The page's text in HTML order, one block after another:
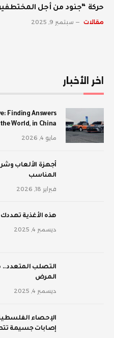
حركة “جنود من أجل
مقالات سبتمبر 9, 2025
اخر الأخبار
Finding Answers
World, in China
مايو 4, 2026
أجهزة الألعاب
المناسب
فبراير 18, 2026
‫هذه الأغذية
ديسمبر 4, 2025
‫التصلب المتعدد..
المرض
ديسمبر 4, 2025
إصابات جسيمة